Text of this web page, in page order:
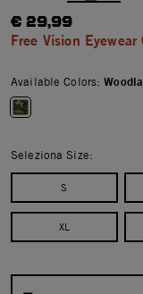
€ 29,99
Free Vision
Available Colors:
Seleziona Size:
S
XL